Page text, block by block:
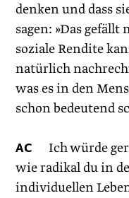
denken und dass
sagen: »Das
soziale Rendite
natürlich
was es in den
schon bedeutend
AC Ich würde
wie radikal du in
individuellen